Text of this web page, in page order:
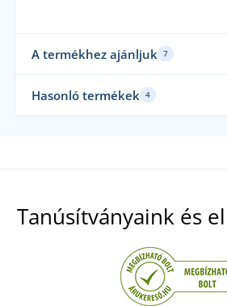
A termékhez ajánljuk 7
Akár 5XL-es méretben
Újdonság
Hasonló termékek 4
Tanúsítványaink és